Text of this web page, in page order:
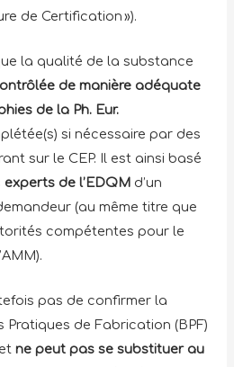
de Certification »).
la qualité de la substance
de manière adéquate
de la Ph. Eur.
si nécessaire par des
sur le CEP. Il est ainsi basé
experts de l’EDQM d’un
(au même titre que
compétentes pour le
pas de confirmer la
de Fabrication (BPF)
etne peut pas se substituer au